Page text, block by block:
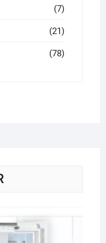
(7)
(21)
(78)